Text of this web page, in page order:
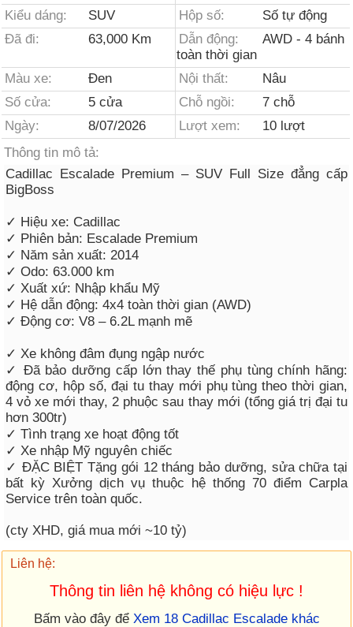
Kiểu dáng:
SUV Hộp số:
Số tự động
Đã đi:
63,000 Km Dẫn động:
AWD - 4 bánh
toàn thời gian
Màu xe:
Đen Nội thất:
Nâu
Số cửa:
5 cửa Chỗ ngồi:
7 chỗ
Ngày:
8/07/2026 Lượt xem:
10 lượt
Thông tin mô tả:
Cadillac Escalade Premium – SUV Full Size đẳng cấp
BigBoss
✓ Hiệu xe: Cadillac
✓ Phiên bản: Escalade Premium
✓ Năm sản xuất: 2014
✓ Odo: 63.000 km
✓ Xuất xứ: Nhập khẩu Mỹ
✓ Hệ dẫn động: 4x4 toàn thời gian (AWD)
✓ Động cơ: V8 – 6.2L mạnh mẽ
✓ Xe không đâm đụng ngập nước
✓ Đã bảo dưỡng cấp lớn thay thế phụ tùng chính hãng:
động cơ, hộp số, đại tu thay mới phụ tùng theo thời gian,
4 vỏ xe mới thay, 2 phuộc sau thay mới (tổng giá trị đại tu
hơn 300tr)
✓ Tình trạng xe hoạt động tốt
✓ Xe nhập Mỹ nguyên chiếc
✓ ĐẶC BIỆT Tặng gói 12 tháng bảo dưỡng, sửa chữa tại
bất kỳ Xưởng dịch vụ thuộc hệ thống 70 điểm Carpla
Service trên toàn quốc.
(cty XHD, giá mua mới ~10 tỷ)
Liên hệ:
Thông tin liên hệ không có hiệu lực !
Bấm vào đây để Xem 18 Cadillac Escalade khác